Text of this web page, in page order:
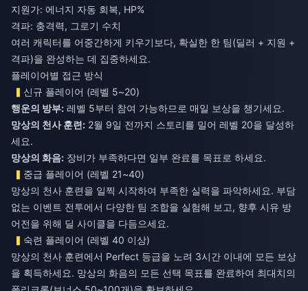
지원가: 에너지 자동 회복, HP%
격파: 충격력, 그로기 수치
여러 캐릭터를 어중간하게 키우기보다, 확실한 한 팀(딜러 + 지원 +
격파)을 완성하는 데 집중하세요.
플레이어별 접근 방식
신규 플레이어 (레벨 5~20)
행운의 방부: 레벨 5부터 참여 가능하므로 매일 보상을 챙기세요.
망상의 천사 훈련: 2월 9일 전까지 스토리를 밀어 레벨 20을 달성하
세요.
망상의 화음: 장비가 부족하다면 일부 완료를 목표로 하세요.
중급 플레이어 (레벨 21~40)
망상의 천사 훈련을 일찍 시작하여 부족한 실력을 파악하세요. 부담
없는 이벤트 전투에서 다양한 팀 조합을 실험해 보고, 향후 시유 방
어전을 위해 딜 사이클을 다듬으세요.
숙련 플레이어 (레벨 40 이상)
망상의 천사 훈련에서 Perfect 등급을 노려 3시간 이내에 모든 보상
을 획득하세요. 망상의 화음의 모든 선택 목표를 완료하여 최대치의